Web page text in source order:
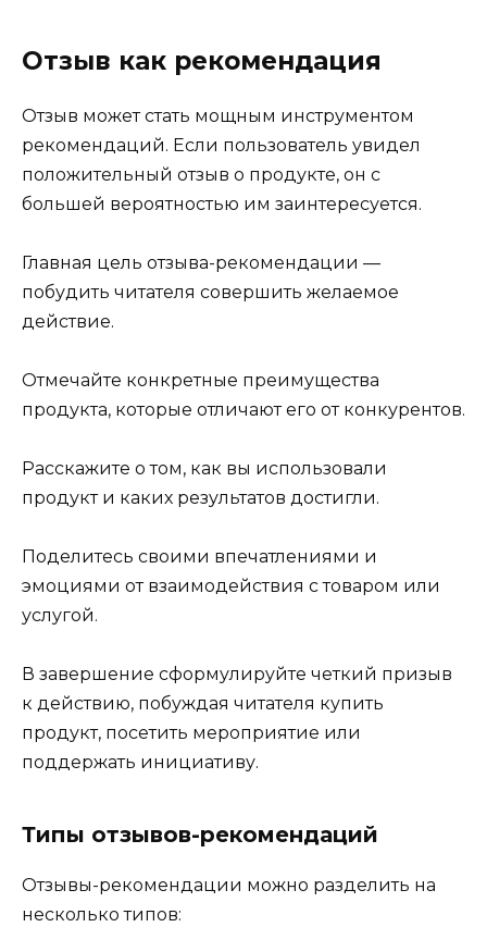
Отзыв как рекомендация
Отзыв может стать мощным инструментом
рекомендаций. Если пользователь увидел
положительный отзыв о продукте, он с
большей вероятностью им заинтересуется.
Главная цель отзыва-рекомендации —
побудить читателя совершить желаемое
действие.
Отмечайте конкретные преимущества
продукта, которые отличают его от конкурентов.
Расскажите о том, как вы использовали
продукт и каких результатов достигли.
Поделитесь своими впечатлениями и
эмоциями от взаимодействия с товаром или
услугой.
В завершение сформулируйте четкий призыв
к действию, побуждая читателя купить
продукт, посетить мероприятие или
поддержать инициативу.
Типы отзывов-рекомендаций
Отзывы-рекомендации можно разделить на
несколько типов: